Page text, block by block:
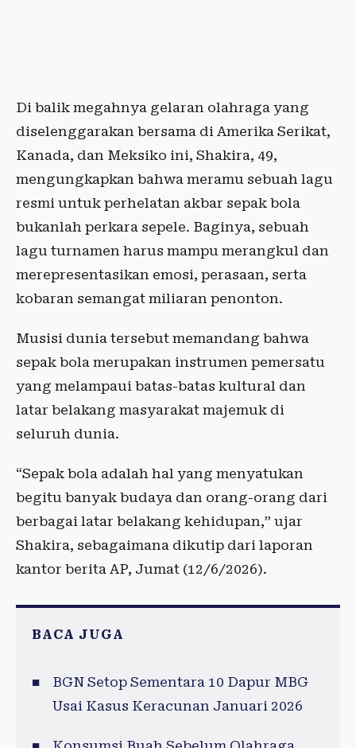
Di balik megahnya gelaran olahraga yang
diselenggarakan bersama di Amerika Serikat,
Kanada, dan Meksiko ini, Shakira, 49,
mengungkapkan bahwa meramu sebuah lagu
resmi untuk perhelatan akbar sepak bola
bukanlah perkara sepele. Baginya, sebuah
lagu turnamen harus mampu merangkul dan
merepresentasikan emosi, perasaan, serta
kobaran semangat miliaran penonton.
Musisi dunia tersebut memandang bahwa
sepak bola merupakan instrumen pemersatu
yang melampaui batas-batas kultural dan
latar belakang masyarakat majemuk di
seluruh dunia.
“Sepak bola adalah hal yang menyatukan
begitu banyak budaya dan orang-orang dari
berbagai latar belakang kehidupan,” ujar
Shakira, sebagaimana dikutip dari laporan
kantor berita AP, Jumat (12/6/2026).
BACA JUGA
BGN Setop Sementara 10 Dapur MBG
Usai Kasus Keracunan Januari 2026